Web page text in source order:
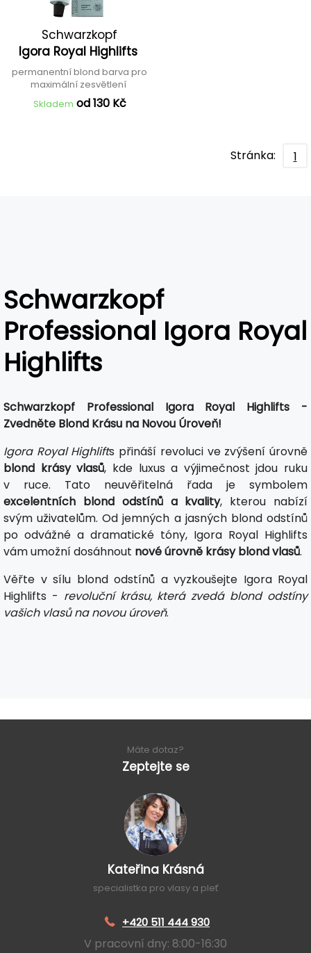
Schwarzkopf
Professional
Igora Royal Highlifts
permanentní blond barva pro
maximální zesvětlení
Skladem od 130 Kč
Stránka: 1
Schwarzkopf
Professional Igora Royal
Highlifts
Schwarzkopf Professional Igora Royal Highlifts -
Zvedněte Blond Krásu na Novou Úroveň!
Igora Royal Highlifts přináší revoluci ve zvýšení úrovně
blond krásy vlasů, kde luxus a výjimečnost jdou ruku
v ruce. Tato neuvěřitelná řada je symbolem
excelentních blond odstínů a kvality, kterou nabízí
svým uživatelům. Od jemných a jasných blond odstínů
po odvážné a dramatické tóny, Igora Royal Highlifts
vám umožní dosáhnout nové úrovně krásy blond vlasů.
Věřte v sílu blond odstínů a vyzkoušejte Igora Royal
Highlifts - revoluční krásu, která zvedá blond odstíny
vašich vlasů na novou úroveň.
Máte dotaz?
Zeptejte se
Kateřina Krásná
specialistka pro vlasy a pleť
+420 511 444 930
V pracovní dny: 8:00-16:30